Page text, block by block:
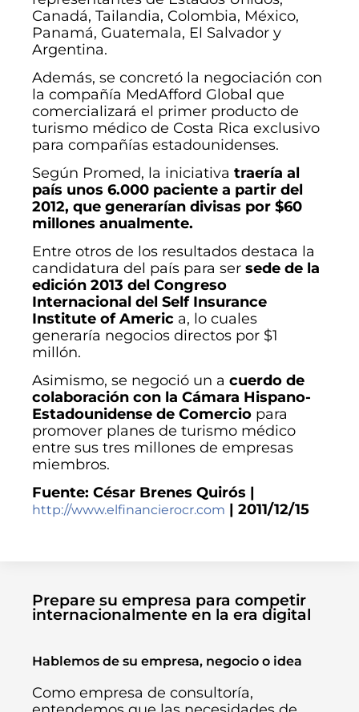
Canadá, Tailandia, Colombia, México,
Panamá, Guatemala, El Salvador y
Argentina.
Además, se concretó la negociación con
la compañía MedAfford Global que
comercializará el primer producto de
turismo médico de Costa Rica exclusivo
para compañías estadounidenses.
Según Promed, la iniciativa traería al
país unos 6.000 paciente a partir del
2012, que generarían divisas por $60
millones anualmente.
Entre otros de los resultados destaca la
candidatura del país para ser sede de la
edición 2013 del Congreso
Internacional del Self Insurance
Institute of Americ a, lo cuales
generaría negocios directos por $1
millón.
Asimismo, se negoció un a cuerdo de
colaboración con la Cámara Hispano-
Estadounidense de Comercio para
promover planes de turismo médico
entre sus tres millones de empresas
miembros.
Fuente: César Brenes Quirós |
http://www.elfinancierocr.com | 2011/12/15
Prepare su empresa para competir
internacionalmente en la era digital
Hablemos de su empresa, negocio o idea
Como empresa de consultoría,